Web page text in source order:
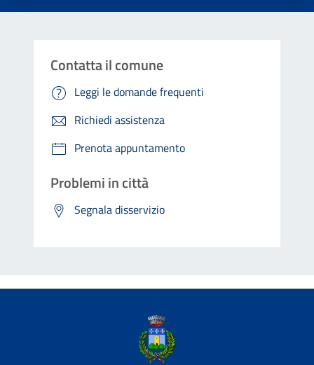
Contatta il comune
Leggi le domande frequenti
Richiedi assistenza
Prenota appuntamento
Problemi in città
Segnala disservizio